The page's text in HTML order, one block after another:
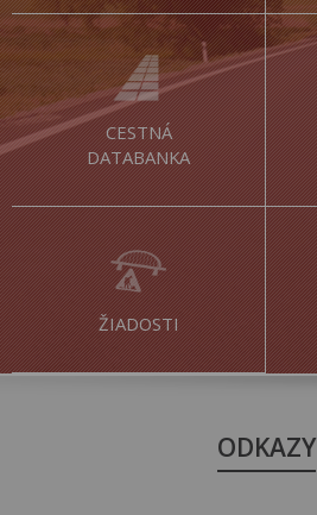
CESTNÁ
DATABANKA
ŽIADOSTI
ODKAZY